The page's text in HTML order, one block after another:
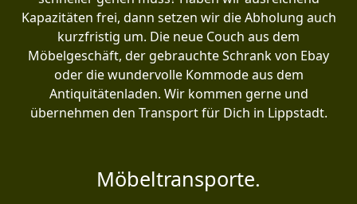
Kapazitäten frei, dann setzen wir die Abholung auch
kurzfristig um. Die neue Couch aus dem
Möbelgeschäft, der gebrauchte Schrank von Ebay
oder die wundervolle Kommode aus dem
Antiquitätenladen. Wir kommen gerne und
übernehmen den Transport für Dich in Lippstadt.
Möbeltransporte.